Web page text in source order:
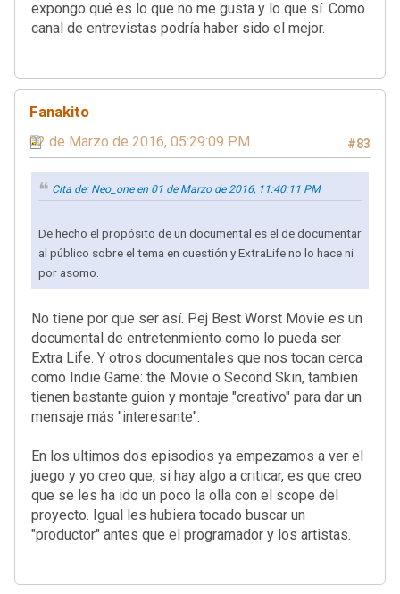
expongo qué es lo que no me gusta y lo que sí. Como
canal de entrevistas podría haber sido el mejor.
Fanakito
#83
02 de Marzo de 2016, 05:29:09 PM
Cita de: Neo_one en 01 de Marzo de 2016, 11:40:11 PM
De hecho el propósito de un documental es el de documentar
al público sobre el tema en cuestión y ExtraLife no lo hace ni
por asomo.
No tiene por que ser así. P.ej Best Worst Movie es un
documental de entretenmiento como lo pueda ser
Extra Life. Y otros documentales que nos tocan cerca
como Indie Game: the Movie o Second Skin, tambien
tienen bastante guion y montaje "creativo" para dar un
mensaje más "interesante".
En los ultimos dos episodios ya empezamos a ver el
juego y yo creo que, si hay algo a criticar, es que creo
que se les ha ido un poco la olla con el scope del
proyecto. Igual les hubiera tocado buscar un
"productor" antes que el programador y los artistas.